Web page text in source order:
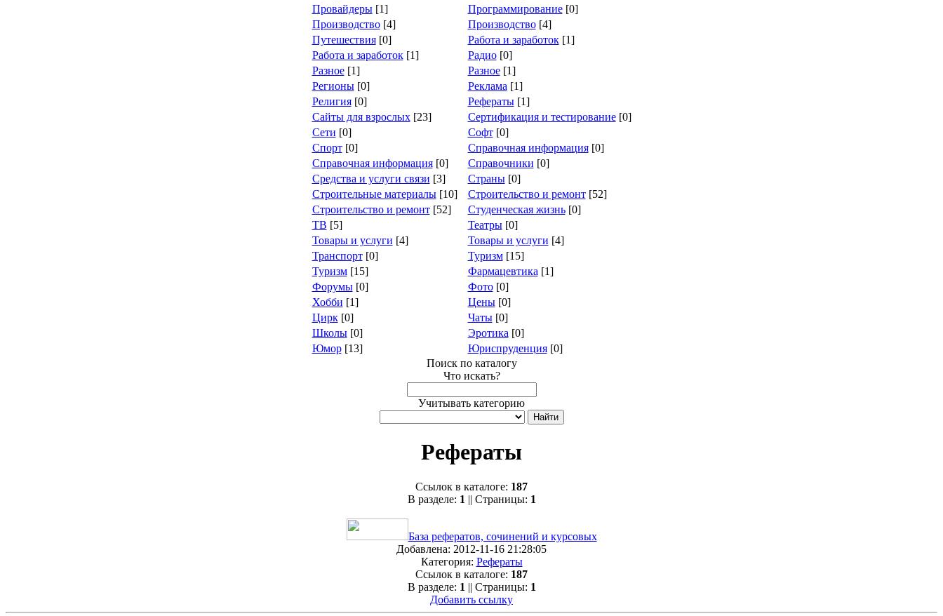
Провайдеры[1] Программирование[0]
Производство[4] Производство[4]
Путешествия[0] Работа и заработок[1]
Работа и заработок[1] Радио[0]
Разное[1] Разное[1]
Регионы[0] Реклама [1]
Религия[0] Рефераты[1]
Сайты для взрослых[23] Сертификация и тестирование[0]
Сети [0] Софт[0]
Спорт[0] Справочная информация[0]
Справочная информация[0] Справочники [0]
Средства и услуги связи [3] Страны[0]
Строительные материалы[10] Строительство и ремонт[52]
Строительство и ремонт[52] Студенческая жизнь[0]
ТВ [5] Театры[0]
Товары и услуги [4] Товары и услуги [4]
Транспорт[0] Туризм[15]
Туризм[15] Фармацевтика [1]
Форумы[0] Фото[0]
Хобби [1] Цены[0]
Цирк[0] Чаты[0]
Школы[0] Эротика [0]
Юмор[13] Юриспруденция[0]
Поиск по каталогу
Что искать?
Учитывать категорию
Рефераты
Ссылок в каталоге: 187
В разделе: 1 || Страницы: 1
База рефератов, сочинений и курсовых
Добавлена: 2012-11-16 21:28:05
Категория: Рефераты
Ссылок в каталоге: 187
В разделе: 1 || Страницы: 1
Добавить ссылку